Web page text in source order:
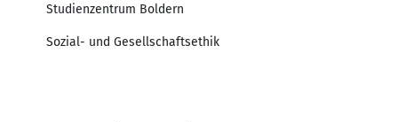
Studienzentrum Boldern
Sozial- und Gesellschaftsethik